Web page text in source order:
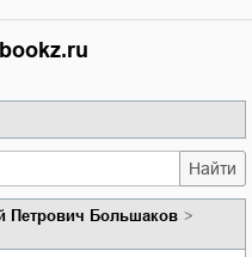
Найти
Петрович Большаков